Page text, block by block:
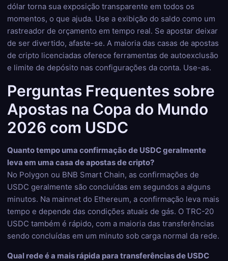
dólar torna sua exposição transparente em todos os
momentos, o que ajuda. Use a exibição do saldo como um
rastreador de orçamento em tempo real. Se apostar deixar
de ser divertido, afaste-se. A maioria das casas de apostas
de cripto licenciadas oferece ferramentas de autoexclusão
e limite de depósito nas configurações da conta. Use-as.
Perguntas Frequentes sobre
Apostas na Copa do Mundo
2026 com USDC
Quanto tempo uma confirmação de USDC geralmente
leva em uma casa de apostas de cripto?
No Polygon ou BNB Smart Chain, as confirmações de
USDC geralmente são concluídas em segundos a alguns
minutos. Na mainnet do Ethereum, a confirmação leva mais
tempo e depende das condições atuais de gás. O TRC-20
USDC também é rápido, com a maioria das transferências
sendo concluídas em um minuto sob carga normal da rede.
Qual rede é a mais rápida para transferências de USDC